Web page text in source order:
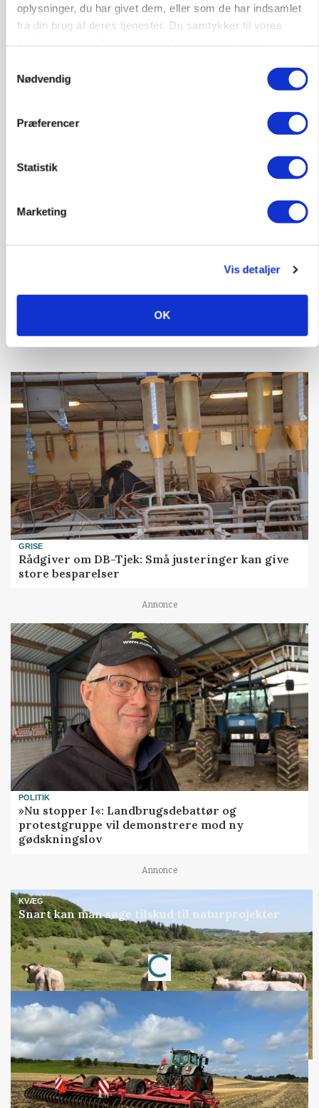
oplysninger, du har givet dem, eller som de har indsamlet
fra din brug af deres tjenester. Du samtykker til vores
Nødvendig
Præferencer
Statistik
Marketing
Vis detaljer
OK
KWS Rallys topper årets sortsforsøg i vinterbyg
MARKEDSFOKUS
Loading...
GRISE
Rådgiver om DB-Tjek: Små justeringer kan give
store besparelser
Annonce
POLITIK
»Nu stopper I«: Landbrugsdebattør og
protestgruppe vil demonstrere mod ny
gødskningslov
Annonce
KVÆG
Snart kan man søge tilskud til naturprojekter
Annonce
Loading...